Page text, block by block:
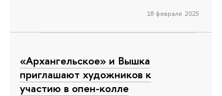
18 февраля 2025
«Архангельское» и Вышка
приглашают художников к
участию в опен-колле